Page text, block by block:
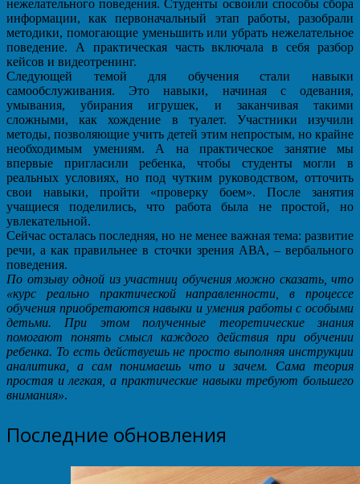
нежелательного поведения. Студенты освоили способы сбора
информации, как первоначальный этап работы, разобрали
методики, помогающие уменьшить или убрать нежелательное
поведение. А практическая часть включала в себя разбор
кейсов и видеотренинг.
Следующей темой для обучения стали навыки
самообслуживания. Это навыки, начиная с одевания,
умывания, убирания игрушек, и заканчивая такими
сложными, как хождение в туалет. Участники изучили
методы, позволяющие учить детей этим непростым, но крайне
необходимым умениям. А на практическое занятие мы
впервые пригласили ребенка, чтобы студенты могли в
реальных условиях, но под чутким руководством, отточить
свои навыки, пройти «проверку боем». После занятия
учащиеся поделились, что работа была не простой, но
увлекательной.
Сейчас осталась последняя, но не менее важная тема: развитие
речи, а как правильнее в сточки зрения АВА, – вербального
поведения.
По отзыву одной из участниц обучения можно сказать, что
«курс реально практической направленности, в процессе
обучения приобретаются навыки и умения работы с особыми
детьми. При этом полученные теоретические знания
помогают понять смысл каждого действия при обучении
ребенка. То есть действуешь не просто выполняя инструкции
аналитика, а сам понимаешь что и зачем. Сама теория
простая и легкая, а практические навыки требуют большего
внимания».
Последние обновления